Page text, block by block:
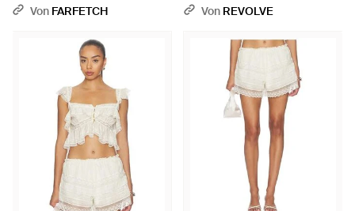
Aus Pointelle-Strick - Lila
Von FARFETCH
Von REVOLVE